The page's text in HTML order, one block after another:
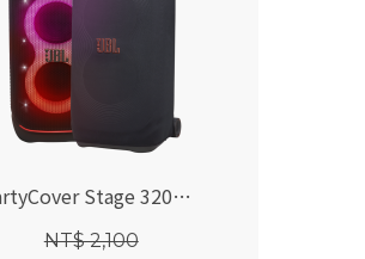
Stage 320
Stage 320 喇叭保護套)
NT$ 2,100